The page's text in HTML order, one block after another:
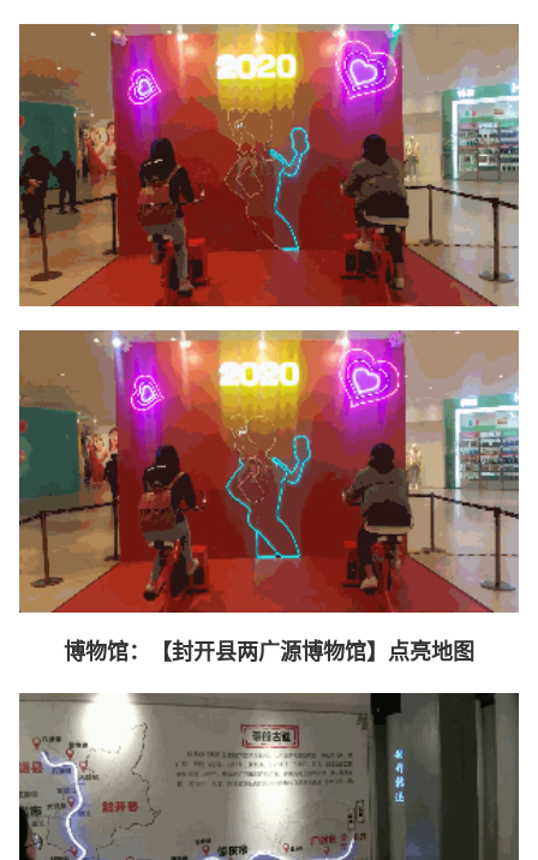
博物馆：【封开县两广源博物馆】点亮地图